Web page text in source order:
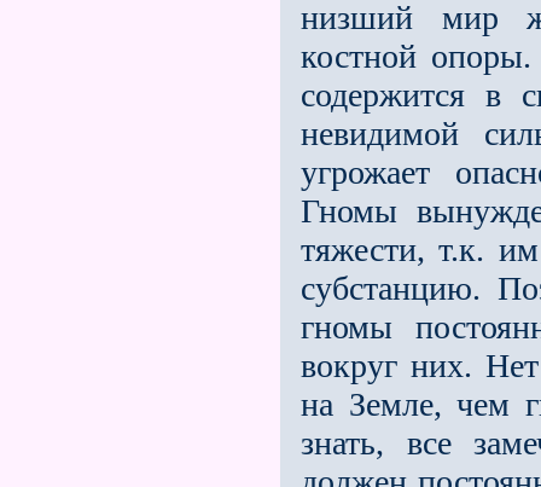
низший мир
костной
содержится в
невидимой
угрожает
Гномы
тяжести, т.к.
субстанцию.
гномы
вокруг них.
на Земле, чем
знать, все